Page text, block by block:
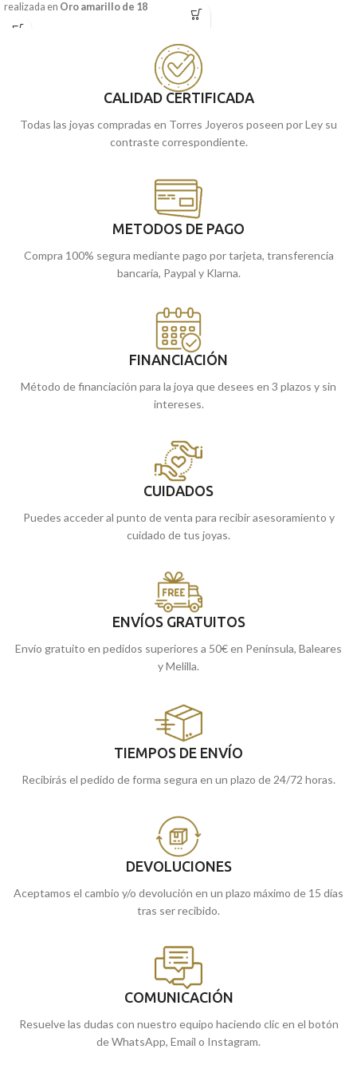
realizada en Oro amarillo de 18
kilates
online y te la enviamos a casa.
kilates
burlón
Puedes encontrarla en nuestras
tiendas de Málaga, o comprarla
online y te la enviamos a casa.
CALIDAD CERTIFICADA
Todas las joyas compradas en Torres Joyeros poseen por Ley su
contraste correspondiente.
METODOS DE PAGO
Compra 100% segura mediante pago por tarjeta, transferencia
bancaria, Paypal y Klarna.
FINANCIACIÓN
Método de financiación para la joya que desees en 3 plazos y sin
intereses.
CUIDADOS
Puedes acceder al punto de venta para recibir asesoramiento y
cuidado de tus joyas.
ENVÍOS GRATUITOS
Envío gratuito en pedidos superiores a 50€ en Península, Baleares
y Melilla.
TIEMPOS DE ENVÍO
Recibirás el pedido de forma segura en un plazo de 24/72 horas.
DEVOLUCIONES
Aceptamos el cambio y/o devolución en un plazo máximo de 15 días
tras ser recibido.
COMUNICACIÓN
Resuelve las dudas con nuestro equipo haciendo clic en el botón
de WhatsApp, Email o Instagram.